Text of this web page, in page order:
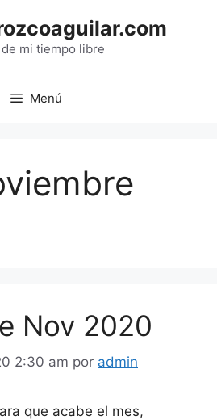
de mi tiempo libre
Menú
Nov 2020
2:30 am por admin
que acabe el mes,